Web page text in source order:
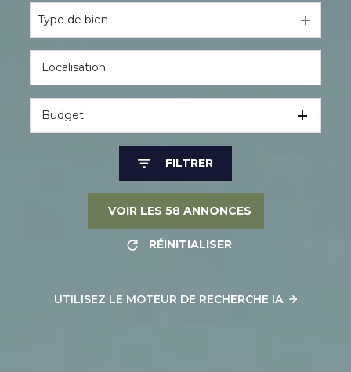
Type de bien
Budget
FILTRER
VOIR LES 58ANNONCES
RÉINITIALISER
UTILISEZ LE MOTEUR DE RECHERCHE IA